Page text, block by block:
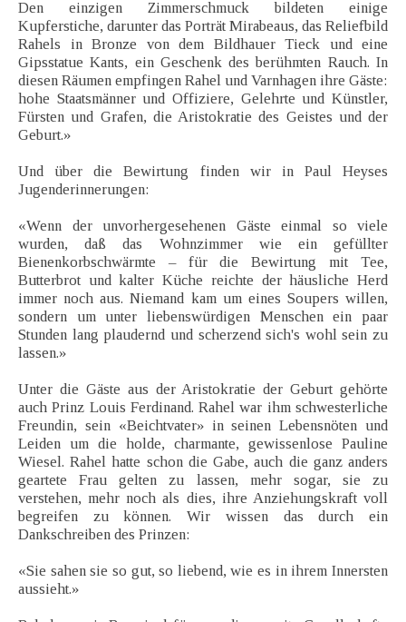
Den einzigen Zimmerschmuck bildeten einige
Kupferstiche, darunter das Porträt Mirabeaus, das Reliefbild
Rahels in Bronze von dem Bildhauer Tieck und eine
Gipsstatue Kants, ein Geschenk des berühmten Rauch. In
diesen Räumen empfingen Rahel und Varnhagen ihre Gäste:
hohe Staatsmänner und Offiziere, Gelehrte und Künstler,
Fürsten und Grafen, die Aristokratie des Geistes und der
Geburt.»
Und über die Bewirtung finden wir in Paul Heyses
Jugenderinnerungen:
«Wenn der unvorhergesehenen Gäste einmal so viele
wurden, daß das Wohnzimmer wie ein gefüllter
Bienenkorbschwärmte – für die Bewirtung mit Tee,
Butterbrot und kalter Küche reichte der häusliche Herd
immer noch aus. Niemand kam um eines Soupers willen,
sondern um unter liebenswürdigen Menschen ein paar
Stunden lang plaudernd und scherzend sich's wohl sein zu
lassen.»
Unter die Gäste aus der Aristokratie der Geburt gehörte
auch Prinz Louis Ferdinand. Rahel war ihm schwesterliche
Freundin, sein «Beichtvater» in seinen Lebensnöten und
Leiden um die holde, charmante, gewissenlose Pauline
Wiesel. Rahel hatte schon die Gabe, auch die ganz anders
geartete Frau gelten zu lassen, mehr sogar, sie zu
verstehen, mehr noch als dies, ihre Anziehungskraft voll
begreifen zu können. Wir wissen das durch ein
Dankschreiben des Prinzen:
«Sie sahen sie so gut, so liebend, wie es in ihrem Innersten
aussieht.»